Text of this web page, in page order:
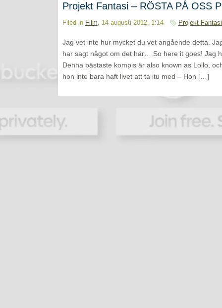
Projekt Fantasi – RÖSTA PÅ OSS
Filed in Film , 14 augusti 2012, 1:14 Projekt Fantasi
Jag vet inte hur mycket du vet angående detta.
har sagt något om det här… So here it goes! Jag
Denna bästaste kompis är also known as Lollo,
hon inte bara haft livet att ta itu med – Hon […]